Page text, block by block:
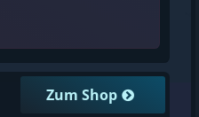
Zum Shop